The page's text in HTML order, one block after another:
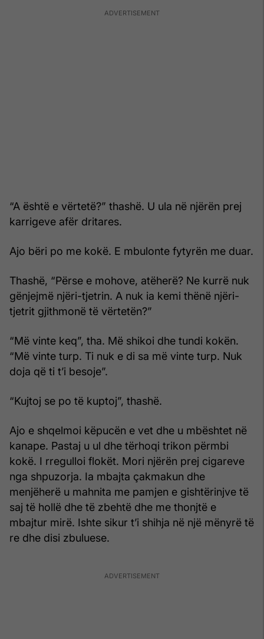
“A është e vërtetë?” thashë. U ula në njërën prej
karrigeve afër dritares.
Ajo bëri po me kokë. E mbulonte fytyrën me duar.
Thashë, “Përse e mohove, atëherë? Ne kurrë nuk
gënjejmë njëri-tjetrin. A nuk ia kemi thënë njëri-
tjetrit gjithmonë të vër­tetën?”
“Më vinte keq”, tha. Më shikoi dhe tundi kokën.
“Më vinte turp. Ti nuk e di sa më vinte turp. Nuk
doja që ti t’i besoje”.
“Kujtoj se po të kuptoj”, thashë.
Ajo e shqelmoi këpucën e vet dhe u mbështet në
kanape. Pastaj u ul dhe tërhoqi trikon përmbi
kokë. I rregulloi flokët. Mori njërën prej cigareve
nga shpuzorja. Ia mbajta çakmakun dhe
menjëherë u mahnita me pamjen e gishtërinjve të
saj të hollë dhe të zbehtë dhe me thonjtë e
mbajtur mirë. Ishte sikur t’i shihja në një mënyrë të
re dhe disi zbuluese.